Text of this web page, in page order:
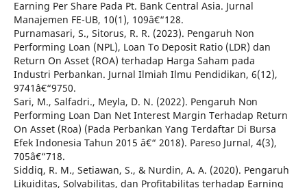
Earning Per Share Pada Pt. Bank Central Asia. Jurnal
Manajemen FE-UB, 10(1), 109â€“128.
Purnamasari, S., Sitorus, R. R. (2023). Pengaruh Non
Performing Loan (NPL), Loan To Deposit Ratio (LDR) dan
Return On Asset (ROA) terhadap Harga Saham pada
Industri Perbankan. Jurnal Ilmiah Ilmu Pendidikan, 6(12),
9741â€“9750.
Sari, M., Salfadri., Meyla, D. N. (2022). Pengaruh Non
Performing Loan Dan Net Interest Margin Terhadap Return
On Asset (Roa) (Pada Perbankan Yang Terdaftar Di Bursa
Efek Indonesia Tahun 2015 â€“ 2018). Pareso Jurnal, 4(3),
705â€“718.
Siddiq, R. M., Setiawan, S., & Nurdin, A. A. (2020). Pengaruh
Likuiditas, Solvabilitas, dan Profitabilitas terhadap Earning